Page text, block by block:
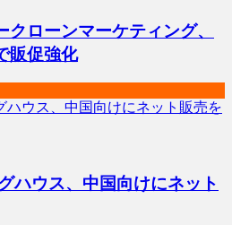
クローンマーケティング、
販促強化
ハウス、中国向けにネット